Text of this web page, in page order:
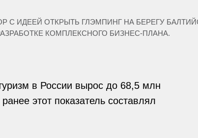
С ИДЕЕЙ ОТКРЫТЬ ГЛЭМПИНГ НА БЕРЕГУ
КОМПЛЕКСНОГО БИЗНЕС-ПЛАНА.
в России вырос до 68,5 млн
этот показатель составлял